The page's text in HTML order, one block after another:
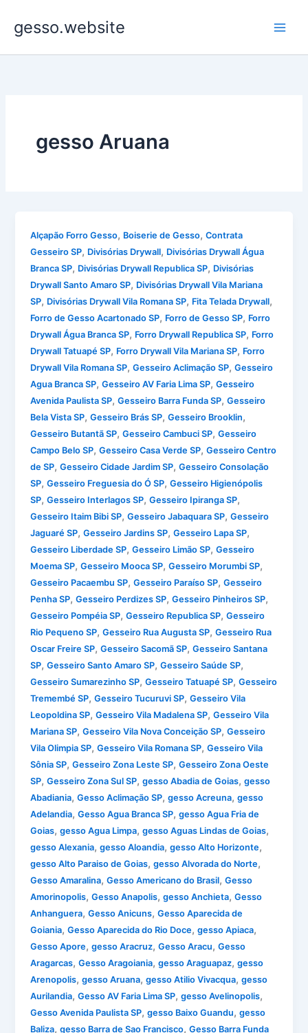
para
conteúdo
gesso.website
gesso Aruana
Alçapão Forro Gesso, Boiserie de Gesso,Contrata
Gesseiro SP, Divisórias Drywall, Divisórias Drywall Água
Branca SP, Divisórias Drywall Republica SP, Divisórias
Drywall Santo Amaro SP, Divisórias Drywall Vila Mariana
SP, Divisórias Drywall Vila Romana SP, Fita Telada Drywall,
Forro de Gesso Acartonado SP, Forro de Gesso SP, Forro
Drywall Água Branca SP, Forro Drywall Republica SP, Forro
Drywall Tatuapé SP, Forro Drywall Vila Mariana SP, Forro
Drywall Vila Romana SP,Gesseiro Aclimação SP,Gesseiro
Agua Branca SP,Gesseiro AV Faria Lima SP,Gesseiro
Avenida Paulista SP,Gesseiro Barra Funda SP,Gesseiro
Bela Vista SP,Gesseiro Brás SP,Gesseiro Brooklin,
Gesseiro Butantã SP,Gesseiro Cambuci SP,Gesseiro
Campo Belo SP,Gesseiro Casa Verde SP,Gesseiro Centro
de SP,Gesseiro Cidade Jardim SP,Gesseiro Consolação
SP,Gesseiro Freguesia do Ó SP,Gesseiro Higienópolis
SP,Gesseiro Interlagos SP,Gesseiro Ipiranga SP,
Gesseiro Itaim Bibi SP,Gesseiro Jabaquara SP,Gesseiro
Jaguaré SP,Gesseiro Jardins SP,Gesseiro Lapa SP,
Gesseiro Liberdade SP,Gesseiro Limão SP,Gesseiro
Moema SP,Gesseiro Mooca SP,Gesseiro Morumbi SP,
Gesseiro Pacaembu SP,Gesseiro Paraíso SP,Gesseiro
Penha SP,Gesseiro Perdizes SP,Gesseiro Pinheiros SP,
Gesseiro Pompéia SP,Gesseiro Republica SP,Gesseiro
Rio Pequeno SP,Gesseiro Rua Augusta SP,Gesseiro Rua
Oscar Freire SP,Gesseiro Sacomã SP,Gesseiro Santana
SP,Gesseiro Santo Amaro SP,Gesseiro Saúde SP,
Gesseiro Sumarezinho SP,Gesseiro Tatuapé SP,Gesseiro
Tremembé SP,Gesseiro Tucuruvi SP,Gesseiro Vila
Leopoldina SP,Gesseiro Vila Madalena SP,Gesseiro Vila
Mariana SP,Gesseiro Vila Nova Conceição SP,Gesseiro
Vila Olimpia SP,Gesseiro Vila Romana SP,Gesseiro Vila
Sônia SP,Gesseiro Zona Leste SP,Gesseiro Zona Oeste
SP,Gesseiro Zona Sul SP,gesso Abadia de Goias,gesso
Abadiania,Gesso Aclimação SP,gesso Acreuna,gesso
Adelandia,Gesso Agua Branca SP,gesso Agua Fria de
Goias,gesso Agua Limpa,gesso Aguas Lindas de Goias,
gesso Alexania,gesso Aloandia,gesso Alto Horizonte,
gesso Alto Paraiso de Goias,gesso Alvorada do Norte,
Gesso Amaralina,Gesso Americano do Brasil,Gesso
Amorinopolis,Gesso Anapolis,gesso Anchieta,Gesso
Anhanguera,Gesso Anicuns,Gesso Aparecida de
Goiania,Gesso Aparecida do Rio Doce,gesso Apiaca,
Gesso Apore,gesso Aracruz,Gesso Aracu,Gesso
Aragarcas,Gesso Aragoiania,gesso Araguapaz,gesso
Arenopolis,gesso Aruana,gesso Atilio Vivacqua,gesso
Aurilandia,Gesso AV Faria Lima SP,gesso Avelinopolis,
Gesso Avenida Paulista SP,gesso Baixo Guandu,gesso
Baliza,gesso Barra de Sao Francisco,Gesso Barra Funda